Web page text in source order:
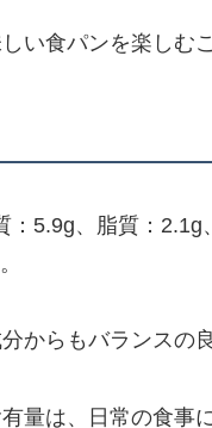
い食パンを楽しむ
5.9g、脂質：
からもバランスの
量は、日常の食事